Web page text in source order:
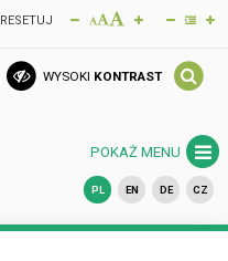
RESETUJ
WYSOKI KONTRAST
POKAŻ MENU
PL EN DE CZ